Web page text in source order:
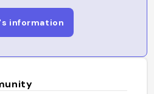
information